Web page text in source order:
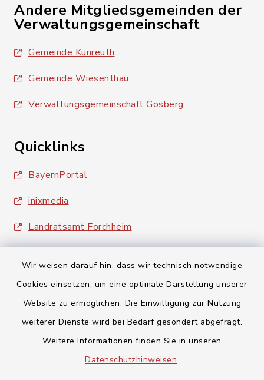
Wir weisen darauf hin, dass wir technisch notwendige
Cookies einsetzen, um eine optimale Darstellung unserer
Website zu ermöglichen. Die Einwilligung zur Nutzung
weiterer Dienste wird bei Bedarf gesondert abgefragt.
Weitere Informationen finden Sie in unseren
Datenschutzhinweisen.
Andere Mitgliedsgemeinden der
Verwaltungsgemeinschaft
Gemeinde Kunreuth
Gemeinde Wiesenthau
Verwaltungsgemeinschaft Gosberg
Quicklinks
BayernPortal
inixmedia
Landratsamt Forchheim
Barrierefreiheit